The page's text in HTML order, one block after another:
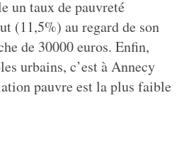
un taux de pauvreté
(11,5%) au regard de son
de 30000 euros. Enfin,
urbains, c’est à Annecy
pauvre est la plus faible